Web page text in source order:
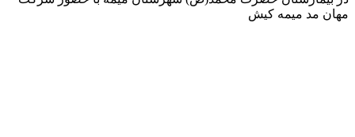
مد میمه کیش